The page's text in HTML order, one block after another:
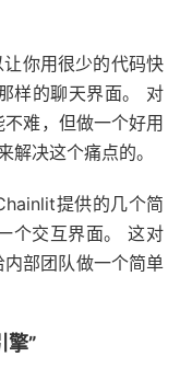
你用很少的代码快
样的聊天界面。 对
难，但做一个好用
决这个痛点的。
提供的几个简
个交互界面。 这对
部团队做一个简单
擎”